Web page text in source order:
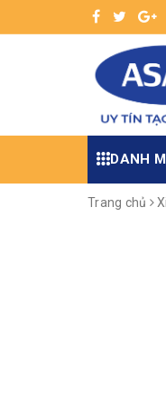
DANH
Trang chủ